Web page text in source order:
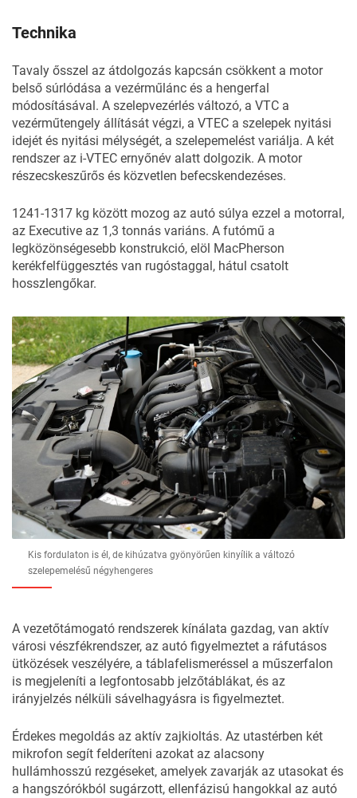
Technika
Tavaly ősszel az átdolgozás kapcsán csökkent a motor
belső súrlódása a vezérműlánc és a hengerfal
módosításával. A szelepvezérlés változó, a VTC a
vezérműtengely állítását végzi, a VTEC a szelepek nyitási
idejét és nyitási mélységét, a szelepemelést variálja. A két
rendszer az i-VTEC ernyőnév alatt dolgozik. A motor
részecskeszűrős és közvetlen befecskendezéses.
1241-1317 kg között mozog az autó súlya ezzel a motorral,
az Executive az 1,3 tonnás variáns. A futómű a
legközönségesebb konstrukció, elöl MacPherson
kerékfelfüggesztés van rugóstaggal, hátul csatolt
hosszlengőkar.
Kis fordulaton is él, de kihúzatva gyönyörűen kinyílik a változó
szelepemelésű négyhengeres
A vezetőtámogató rendszerek kínálata gazdag, van aktív
városi vészfékrendszer, az autó figyelmeztet a ráfutásos
ütközések veszélyére, a táblafelismeréssel a műszerfalon
is megjeleníti a legfontosabb jelzőtáblákat, és az
irányjelzés nélküli sávelhagyásra is figyelmeztet.
Érdekes megoldás az aktív zajkioltás. Az utastérben két
mikrofon segít felderíteni azokat az alacsony
hullámhosszú rezgéseket, amelyek zavarják az utasokat és
a hangszórókból sugárzott, ellenfázisú hangokkal az autó